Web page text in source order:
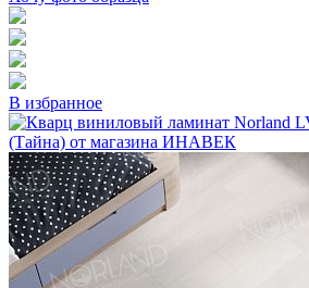
В избранное